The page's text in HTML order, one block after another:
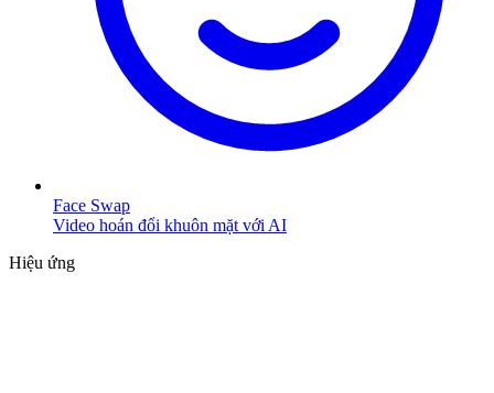
Face Swap
Video hoán đổi khuôn mặt với AI
Hiệu ứng